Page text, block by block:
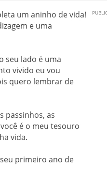
um aninho de vida!
e uma
seu lado é uma
vivido eu vou
quero lembrar de
passinhos, as
é o meu tesouro
vida.
primeiro ano de